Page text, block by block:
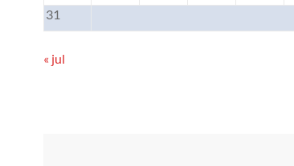
31
« jul